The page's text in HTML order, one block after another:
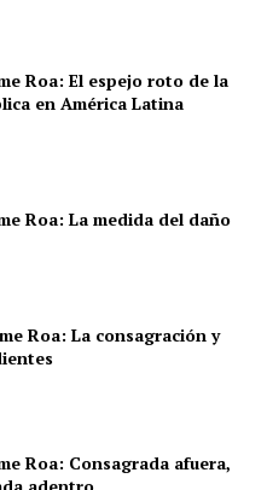
Roa: El espejo roto de la
en América Latina
Roa: La medida del daño
Roa: La consagración y
Roa: Consagrada afuera,